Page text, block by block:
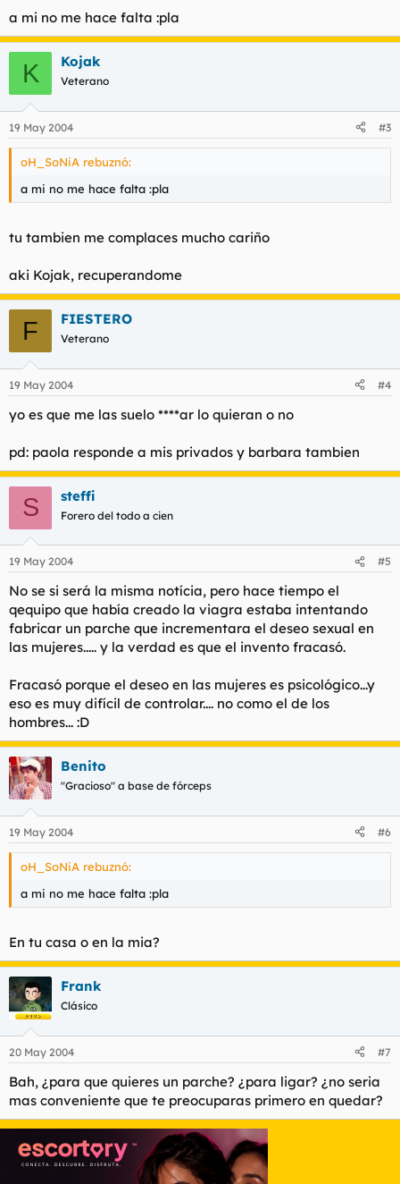
a mi no me hace falta :pla
K Kojak
Veterano
19 May 2004 #3
oH_SoNiA rebuznó:
a mi no me hace falta :pla
tu tambien me complaces mucho cariño
aki Kojak, recuperandome
F FIESTERO
Veterano
19 May 2004 #4
yo es que me las suelo ****ar lo quieran o no
pd: paola responde a mis privados y barbara tambien
S steffi
Forero del todo a cien
19 May 2004 #5
No se si será la misma notícia, pero hace tiempo el
qequipo que había creado la viagra estaba intentando
fabricar un parche que incrementara el deseo sexual en
las mujeres..... y la verdad es que el invento fracasó.
Fracasó porque el deseo en las mujeres es psicológico...y
eso es muy difícil de controlar.... no como el de los
hombres... :D
Benito
"Gracioso" a base de fórceps
19 May 2004 #6
oH_SoNiA rebuznó:
a mi no me hace falta :pla
En tu casa o en la mia?
Frank
Clásico
20 May 2004 #7
Bah, ¿para que quieres un parche? ¿para ligar? ¿no seria
mas conveniente que te preocuparas primero en quedar?